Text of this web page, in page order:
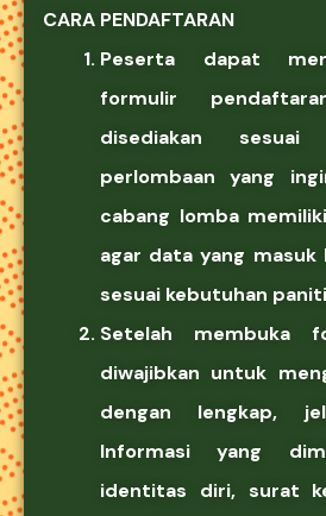
CARA PENDAFTARAN
Peserta dapat
formulir
disediakan
perlombaan
yang
cabang lomba
agar data yang
sesuai kebutuhan
Setelah membuka
diwajibkan untuk
dengan lengkap,
Informasi yang
identitas diri, surat